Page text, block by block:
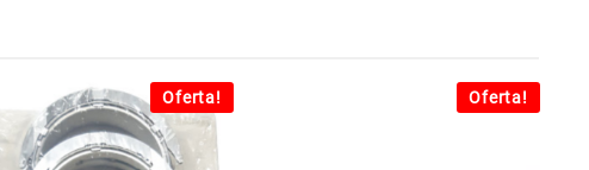
Oferta! Oferta!